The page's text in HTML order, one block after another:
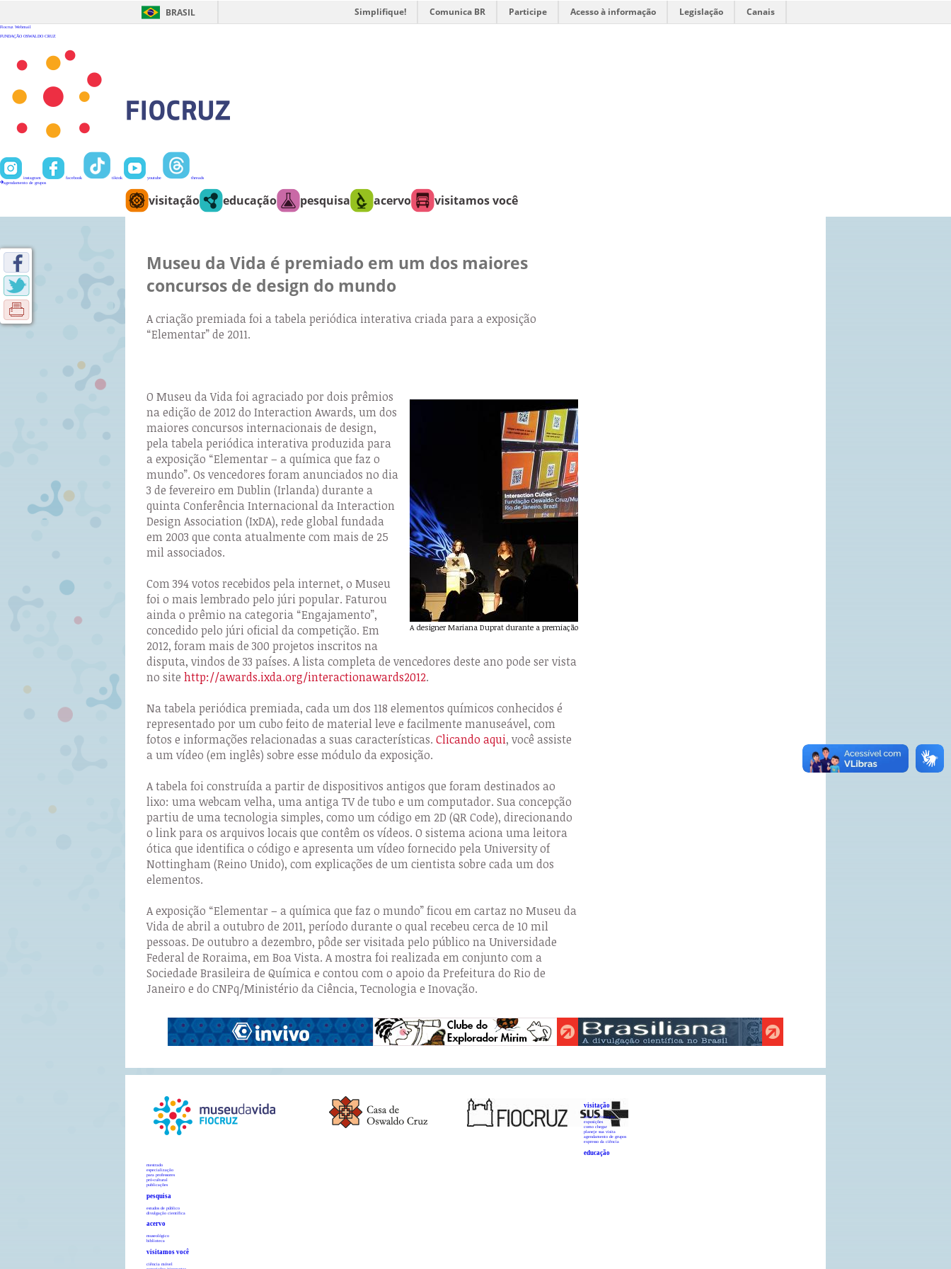
BRASIL Simplifique! Comunica BR Participe Acesso à informação Legislação Canais
Fiocruz Webmail
FUNDAÇÃO OSWALDO CRUZ
instagram facebook tiktok youtube
threads
agendamento de grupos
visitação educação pesquisa acervo visitamos você
Museu da Vida é premiado em um dos maiores
concursos de design do mundo
A criação premiada foi a tabela periódica interativa criada para a exposição
“Elementar” de 2011.
A designer Mariana Duprat durante a premiação
O Museu da Vida foi agraciado por dois prêmios
na edição de 2012 do Interaction Awards, um dos
maiores concursos internacionais de design,
pela tabela periódica interativa produzida para
a exposição “Elementar – a química que faz o
mundo”. Os vencedores foram anunciados no dia
3 de fevereiro em Dublin (Irlanda) durante a
quinta Conferência Internacional da Interaction
Design Association (IxDA), rede global fundada
em 2003 que conta atualmente com mais de 25
mil associados.
Com 394 votos recebidos pela internet, o Museu
foi o mais lembrado pelo júri popular. Faturou
ainda o prêmio na categoria “Engajamento”,
concedido pelo júri oficial da competição. Em
2012, foram mais de 300 projetos inscritos na
disputa, vindos de 33 países. A lista completa de vencedores deste ano pode ser vista
no site http://awards.ixda.org/interactionawards2012.
Na tabela periódica premiada, cada um dos 118 elementos químicos conhecidos é
representado por um cubo feito de material leve e facilmente manuseável, com
fotos e informações relacionadas a suas características. Clicando aqui, você assiste
a um vídeo (em inglês) sobre esse módulo da exposição.
A tabela foi construída a partir de dispositivos antigos que foram destinados ao
lixo: uma webcam velha, uma antiga TV de tubo e um computador. Sua concepção
partiu de uma tecnologia simples, como um código em 2D (QR Code), direcionando
o link para os arquivos locais que contêm os vídeos. O sistema aciona uma leitora
ótica que identifica o código e apresenta um vídeo fornecido pela University of
Nottingham (Reino Unido), com explicações de um cientista sobre cada um dos
elementos.
A exposição “Elementar – a química que faz o mundo” ficou em cartaz no Museu da
Vida de abril a outubro de 2011, período durante o qual recebeu cerca de 10 mil
pessoas. De outubro a dezembro, pôde ser visitada pelo público na Universidade
Federal de Roraima, em Boa Vista. A mostra foi realizada em conjunto com a
Sociedade Brasileira de Química e contou com o apoio da Prefeitura do Rio de
Janeiro e do CNPq/Ministério da Ciência, Tecnologia e Inovação.
visitação
área de visitação
exposições
como chegar
planeje sua visita
agendamento de grupos
expresso da ciência
educação
mestrado
especialização
para professores
pró-cultural
publicações
pesquisa
estudos de público
divulgação científica
acervo
museológico
biblioteca
visitamos você
ciência móvel